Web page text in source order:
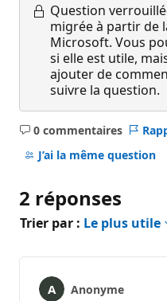
Question
migrée à partir de
Microsoft. Vous
si elle est utile,
ajouter de
suivre la question.
0 commentaires
Aucun
commentaire
J’ai la même question
2 réponses
Trier par : Le plus utile
Anonyme